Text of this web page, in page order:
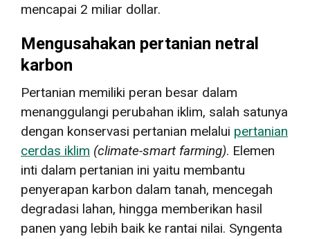
mencapai 2 miliar dollar.
Mengusahakan pertanian netral
karbon
Pertanian memiliki peran besar dalam
menanggulangi perubahan iklim, salah satunya
dengan konservasi pertanian melalui pertanian
cerdas iklim (climate-smart farming). Elemen
inti dalam pertanian ini yaitu membantu
penyerapan karbon dalam tanah, mencegah
degradasi lahan, hingga memberikan hasil
panen yang lebih baik ke rantai nilai. Syngenta